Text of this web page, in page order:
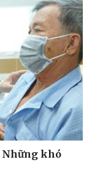
Những khó